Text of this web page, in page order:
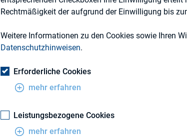
Roadshows and conferences are no
especially since the start of MiFID II
their shareholder base and, at the
addressing only the most relevant
it has become more important to
USA due to extensive growth
Rechtmäßigkeit der aufgrund der Einwilligung bis
Weitere Informationen zu den Cookies sowie Ihren
Datenschutzhinweisen.
Erforderliche Cookies
mehr erfahren
Leistungsbezogene Cookies
mehr erfahren